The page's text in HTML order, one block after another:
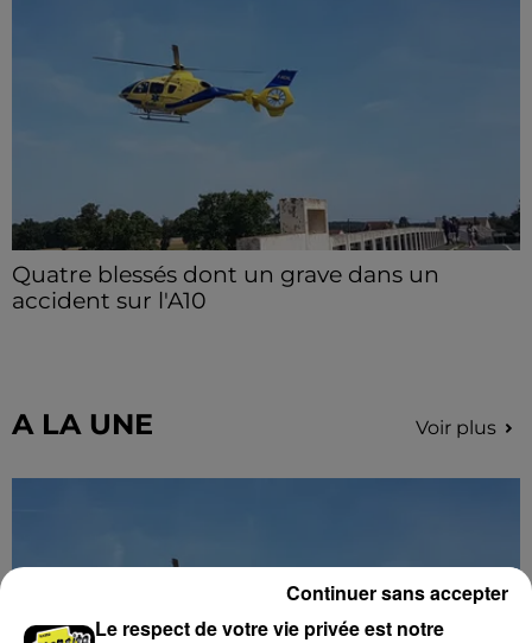
Quatre blessés dont un grave dans un
accident sur l'A10
A LA UNE Voir plus
Le respect de votre vie privée est notre
Continuer sans accepter